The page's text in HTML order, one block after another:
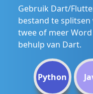
Gebruik Dart/
bestand te splitsen
twee of meer
behulp van Dart.
Python